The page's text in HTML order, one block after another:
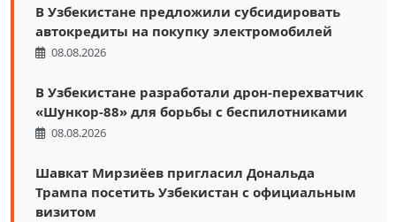
В Узбекистане предложили субсидировать
автокредиты на покупку электромобилей
08.08.2026
В Узбекистане разработали дрон-перехватчик
«Шункор-88» для борьбы с беспилотниками
08.08.2026
Шавкат Мирзиёев пригласил Дональда
Трампа посетить Узбекистан с официальным
визитом